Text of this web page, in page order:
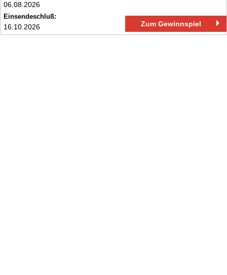
06.08.2026
Einsendeschluß:
16.10.2026 Zum Gewinnspiel